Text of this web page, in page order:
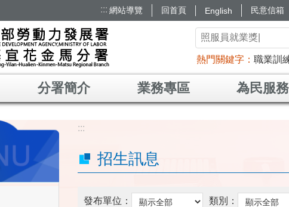
::: 網站導覽 回首頁 English 民意信箱
熱門關鍵字 職業訓
分署簡介 業務專區 為民服務
:::
招生訊息
發布單位： 類別：